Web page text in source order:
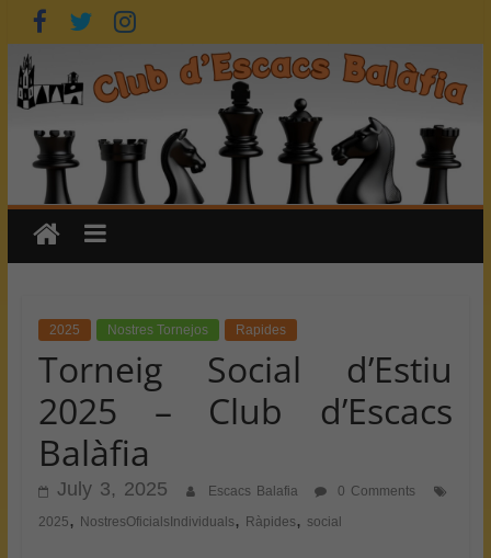
Skip
to
content
2025 Nostres Tornejos Rapides
Torneig Social d’Estiu
2025 – Club d’Escacs
Balàfia
July 3, 2025 Escacs Balafia
0 Comments
2025, NostresOficialsIndividuals, Ràpides, social